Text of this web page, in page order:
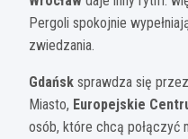
Pergoli spokojnie
zwiedzania.
Gdańsk sprawdza się
Miasto, Europejskie
osób, które chcą połączyć